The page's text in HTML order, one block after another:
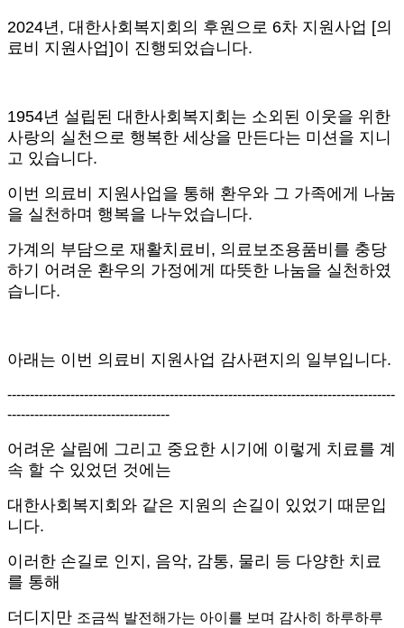
2024년 , 대한사회복지회의 후원으로 6차 지원사업 [의
료비 지원사업]이 진행되었습니다.
1954년 설립된 대한사회복지회는 소외된 이웃을 위한
사랑의 실천으로 행복한 세상을 만든다는 미션을 지니
고 있습니다.
이번 의료비 지원사업을 통해 환우와 그 가족에게 나눔
을 실천하며 행복을 나누었습니다.
가계의 부담으로 재활치료비 , 의료보조용품비를 충당
하기 어려운 환우의 가정에게 따뜻한 나눔을 실천하였
습니다.
아래는 이번 의료비 지원사업 감사편지의 일부입니다.
--------------------------------------------------------------------------------------
------------------------------------
어려운 살림에 그리고 중요한 시기에 이렇게 치료를 계
속 할 수 있었던 것에는
대한사회복지회와 같은 지원의 손길이 있었기 때문입
니다.
이러한 손길로 인지 , 음악, 감통, 물리 등 다양한 치료
를 통해
더디지만 조금씩 발전해가는 아이를 보며 감사히 하루하루